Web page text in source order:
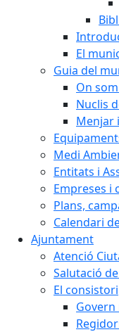
El
Guia del
On
Nuclis
Menjar
Medi
Entitats i
Empreses i
Plans,
Calendari
Ajuntament
Atenció
Salutació
El consistori